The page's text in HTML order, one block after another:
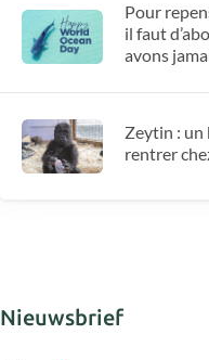
Pour
il faut
avons
Zeytin : un
rentrer
Nieuwsbrief